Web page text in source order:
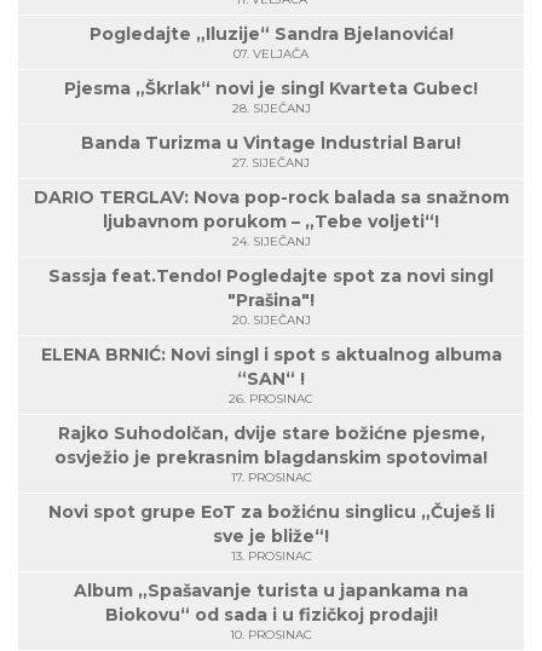
Pogledajte „Iluzije“ Sandra Bjelanovića!
07. VELJAČA
Pjesma „Škrlak“ novi je singl Kvarteta Gubec!
28. SIJEČANJ
Banda Turizma u Vintage Industrial Baru!
27. SIJEČANJ
DARIO TERGLAV: Nova pop-rock balada sa snažnom
ljubavnom porukom – „Tebe voljeti“!
24. SIJEČANJ
Sassja feat.Tendo! Pogledajte spot za novi singl
"Prašina"!
20. SIJEČANJ
ELENA BRNIĆ: Novi singl i spot s aktualnog albuma
“SAN“ !
26. PROSINAC
Rajko Suhodolčan, dvije stare božićne pjesme,
osvježio je prekrasnim blagdanskim spotovima!
17. PROSINAC
Novi spot grupe EoT za božićnu singlicu „Čuješ li
sve je bliže“!
13. PROSINAC
Album „Spašavanje turista u japankama na
Biokovu“ od sada i u fizičkoj prodaji!
10. PROSINAC